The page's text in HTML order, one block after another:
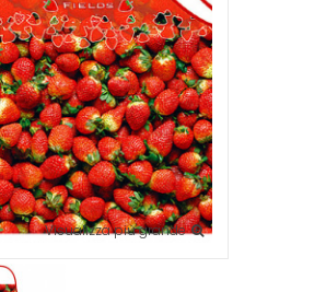
Visualizza più grande